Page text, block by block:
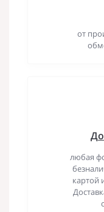
от
любая
картой